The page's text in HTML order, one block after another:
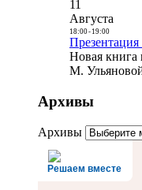
11
Августа
18:00- 19:00
Новая книга
М.
Архивы
Архивы
Решаем вместе